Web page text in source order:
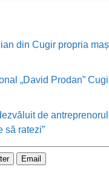
din Cugir propria
„David Prodan”
de
să ratezi”
Email